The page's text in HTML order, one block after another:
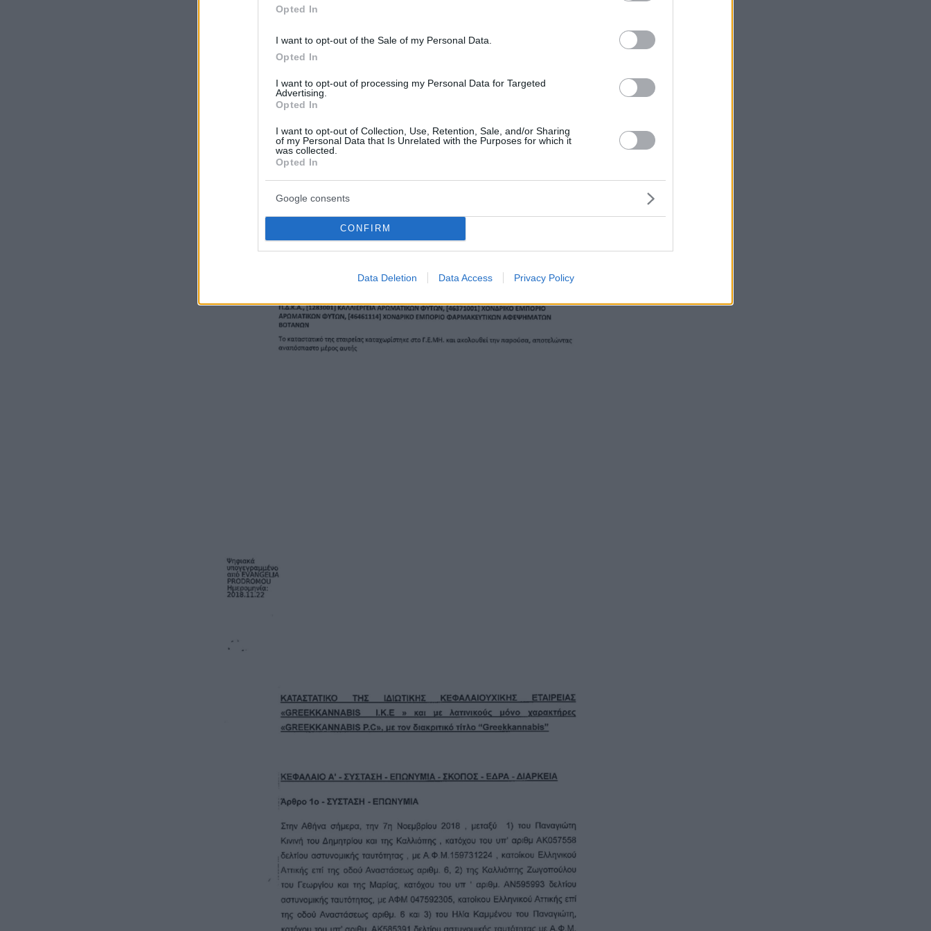
Opted In
I want to opt-out of the Sale of my Personal Data.
Opted In
I want to opt-out of processing my Personal Data for Targeted
Advertising.
Opted In
I want to opt-out of Collection, Use, Retention, Sale, and/or Sharing
of my Personal Data that Is Unrelated with the Purposes for which it
was collected.
Opted In
Google consents
CONFIRM
Data Deletion Data Access Privacy Policy